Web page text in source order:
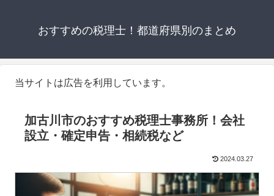
おすすめの税理士！都道府県別のまとめ
当サイトは広告を利用しています。
加古川市のおすすめ税理士事務所！会社
設立・確定申告・相続税など
2024.03.27